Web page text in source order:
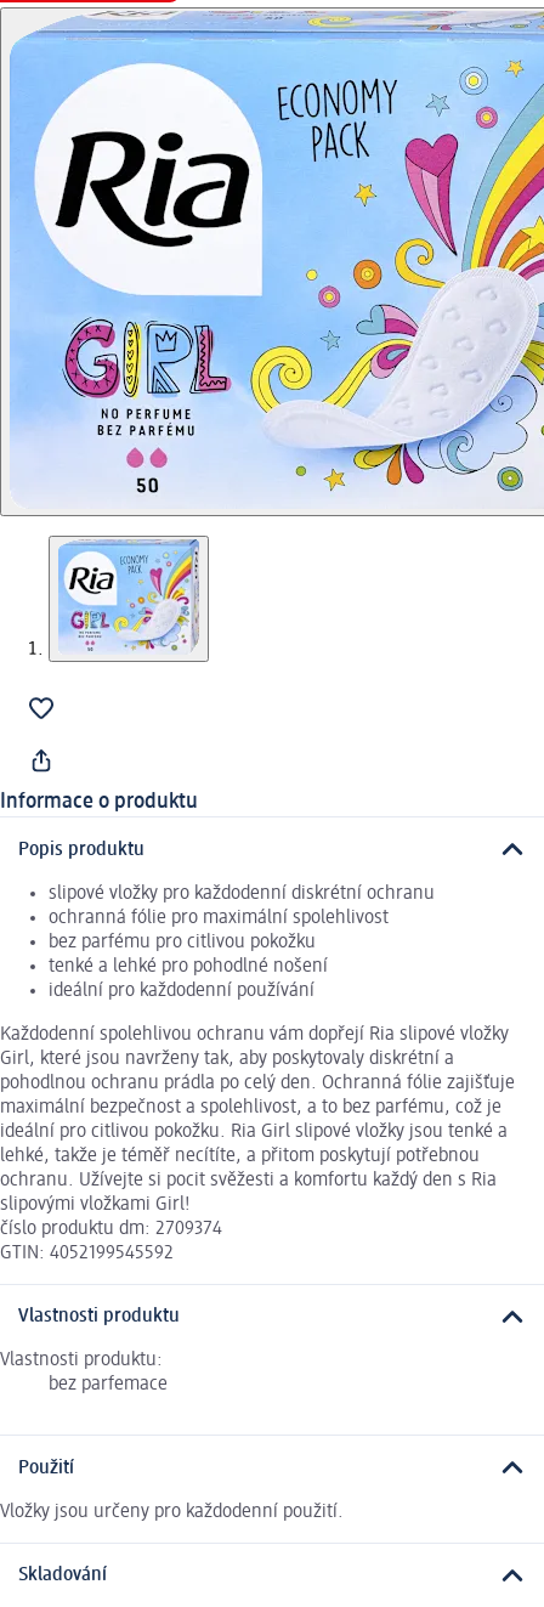
Informace o produktu
Popis produktu
slipové vložky pro každodenní diskrétní ochranu
ochranná fólie pro maximální spolehlivost
bez parfému pro citlivou pokožku
tenké a lehké pro pohodlné nošení
ideální pro každodenní používání
Každodenní spolehlivou ochranu vám dopřejí Ria slipové vložky
Girl, které jsou navrženy tak, aby poskytovaly diskrétní a
pohodlnou ochranu prádla po celý den. Ochranná fólie zajišťuje
maximální bezpečnost a spolehlivost, a to bez parfému, což je
ideální pro citlivou pokožku. Ria Girl slipové vložky jsou tenké a
lehké, takže je téměř necítíte, a přitom poskytují potřebnou
ochranu. Užívejte si pocit svěžesti a komfortu každý den s Ria
slipovými vložkami Girl!
číslo produktu dm: 2709374
GTIN: 4052199545592
Vlastnosti produktu
Vlastnosti produktu:
bez parfemace
Použití
Vložky jsou určeny pro každodenní použití.
Skladování